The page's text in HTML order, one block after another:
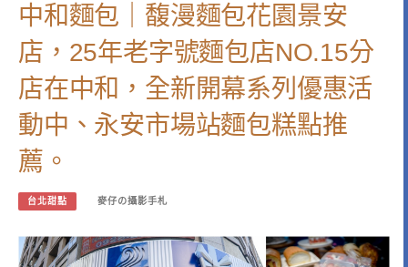
中和麵包｜馥漫麵包花園景安
店，25年老字號麵包店NO.15分
店在中和，全新開幕系列優惠活
動中、永安市場站麵包糕點推
薦。
台北甜點 麥仔の攝影手札